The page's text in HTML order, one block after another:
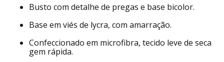
Busto com detalhe de pregas e base bicolor.
Base em viés de lycra, com amarração.
Confeccionado em microfibra, tecido leve de seca
gem rápida.